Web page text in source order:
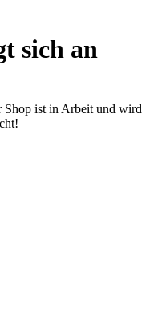
sich an
Shop ist in Arbeit und wird